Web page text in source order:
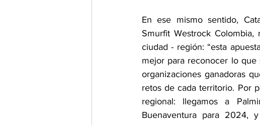
En ese mismo sentido,
Smurfit Westrock
ciudad - región: “esta
mejor para reconocer lo
organizaciones ganadoras
retos de cada territorio. Por
regional: llegamos a
Buenaventura para 2024,